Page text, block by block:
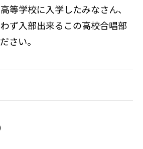
等学校に入学したみなさん、
ず入部出来るこの高校合唱部
さい。